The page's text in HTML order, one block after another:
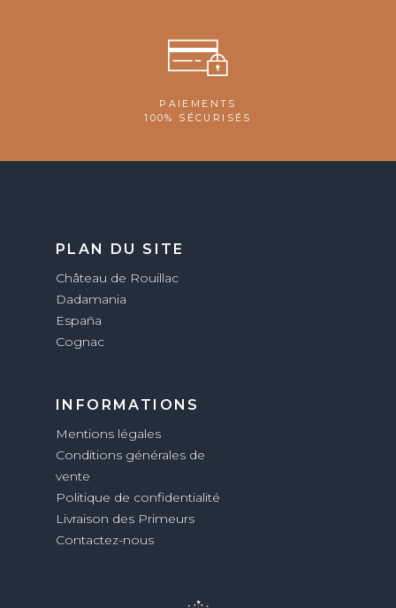
PAIEMENTS
100% SÉCURISÉS
PLAN DU SITE
Château de Rouillac
Dadamania
España
Cognac
INFORMATIONS
Mentions légales
Conditions générales de
vente
Politique de confidentialité
Livraison des Primeurs
Contactez-nous